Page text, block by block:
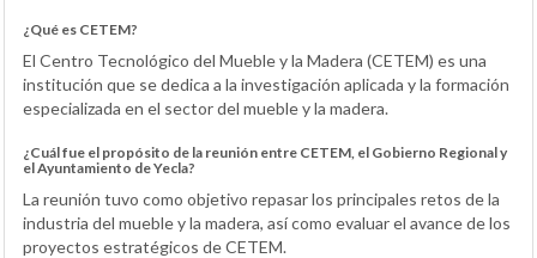
¿Qué es CETEM?
El Centro Tecnológico del Mueble y la Madera (CETEM) es una
institución que se dedica a la investigación aplicada y la formación
especializada en el sector del mueble y la madera.
¿Cuál fue el propósito de la reunión entre CETEM, el Gobierno Regional y
el Ayuntamiento de Yecla?
La reunión tuvo como objetivo repasar los principales retos de la
industria del mueble y la madera, así como evaluar el avance de los
proyectos estratégicos de CETEM.